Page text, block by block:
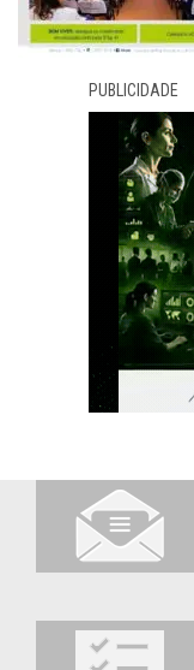
PUBLICIDADE